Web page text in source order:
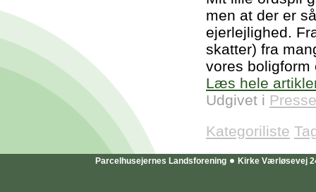
men at der er
ejerlejlighed.
skatter) fra
vores boligform
Læs hele
Udgivet i
Kategoriliste
Parcelhusejernes Landsforening Kirke Værløsevej